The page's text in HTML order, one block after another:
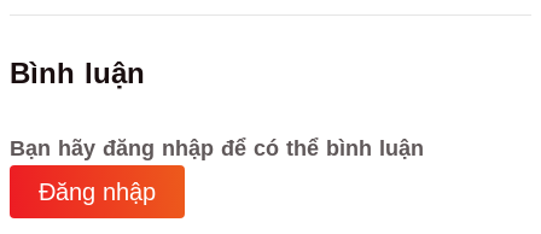
Bình luận
Bạn hãy đăng nhập để có thể bình luận
Đăng nhập